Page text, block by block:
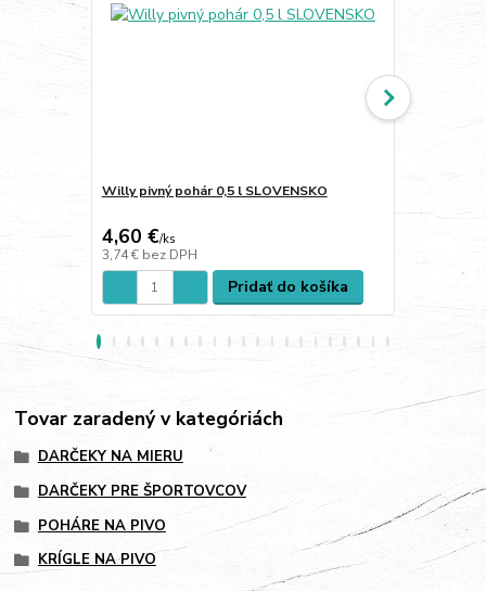
Willy pivný pohár 0,5 l SLOVENSKO
4,60 €/ks
3,74 € bez DPH
Pridať do košíka
Tovar zaradený v kategóriách
DARČEKY NA MIERU
DARČEKY PRE ŠPORTOVCOV
POHÁRE NA PIVO
KRÍGLE NA PIVO